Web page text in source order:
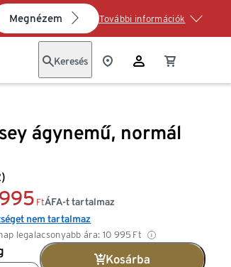
Megnézem További információk
Keresés
ágynemű, normál
Ft
legalacsonyabb ára: 10 995 Ft
ÁFA-t tartalmaz
nem tartalmaz
Kosárba